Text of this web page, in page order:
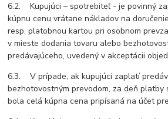
6.2. Kupujúci – spotrebiteľ - je povinný
kúpnu cenu vrátane nákladov na
resp. platobnou kartou pri osobnom
v mieste dodania tovaru alebo
predávajúceho, uvedený v akceptácii
6.3. V prípade, ak kupujúci zaplatí
bezhotovostným prevodom, za deň platby
bola celá kúpna cena pripísaná na účet